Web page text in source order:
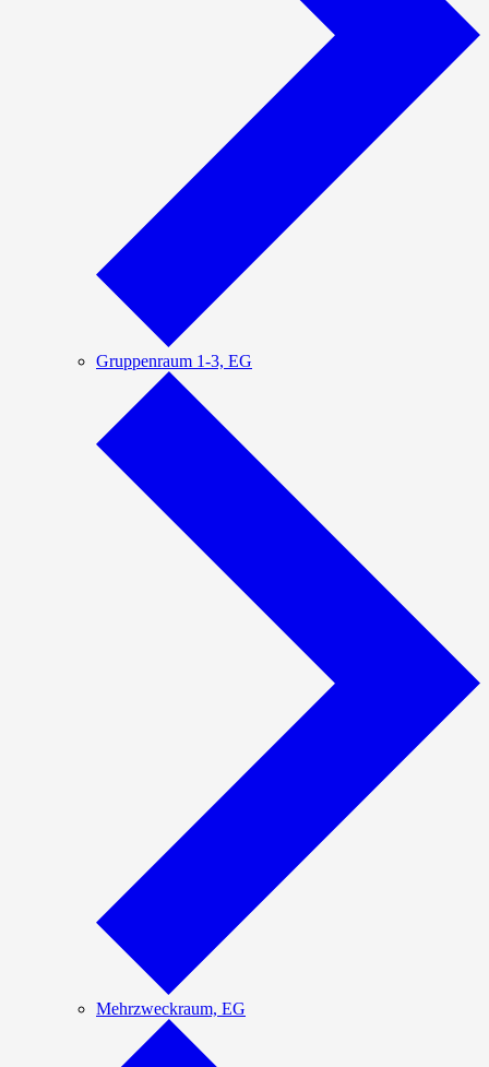
Gruppenraum 1-3, EG
Mehrzweckraum, EG